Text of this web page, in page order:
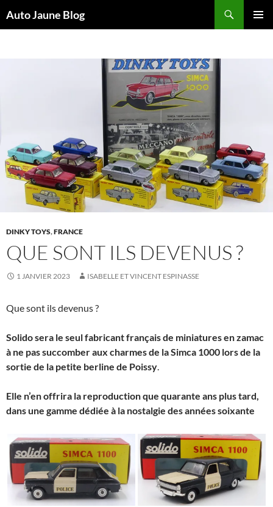
Auto Jaune Blog
DINKY TOYS,FRANCE
QUE SONT ILS DEVENUS ?
1 JANVIER 2023 ISABELLE ET VINCENT ESPINASSE
Que sont ils devenus ?
Solido sera le seul fabricant français de miniatures en zamac
à ne pas succomber aux charmes de la Simca 1000 lors de la
sortie de la petite berline de Poissy.
Elle n’en offrira la reproduction que quarante ans plus tard,
dans une gamme dédiée à la nostalgie des années soixante